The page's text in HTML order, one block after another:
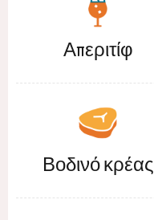
Απεριτίφ
Βοδινό κρέας